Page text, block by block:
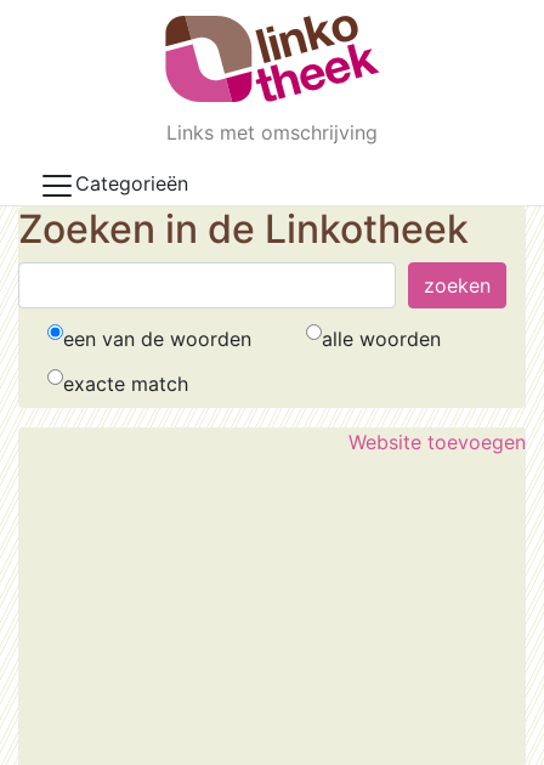
Skip to main content
Links met omschrijving
Categorieën
Zoeken in de Linkotheek
een van de woorden
alle woorden
exacte match
Website toevoegen